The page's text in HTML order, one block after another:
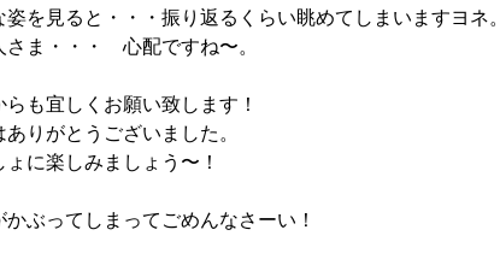
姿を見ると・・・振り返るくらい眺めてしまいますヨネ。
さま・・・ 心配ですね〜。
らも宜しくお願い致します！
ありがとうございました。
ょに楽しみましょう〜！
かぶってしまってごめんなさーい！